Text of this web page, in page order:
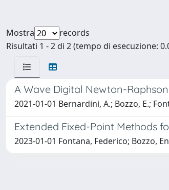
Mostra
records
Risultati 1 - 2 di 2 (tempo di esecuzione:
A Wave Digital Newton-
2021-01-01 Bernardini, A.; Bozzo, E.;
Extended Fixed-Point Methods
2023-01-01 Fontana, Federico; Bozzo,